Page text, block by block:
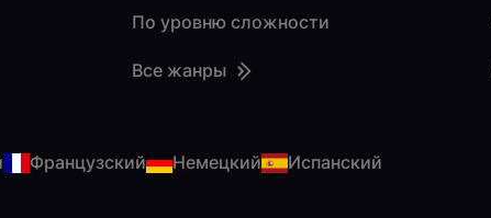
Французский Немецкий Испанский
По уровню сложности
Все жанры